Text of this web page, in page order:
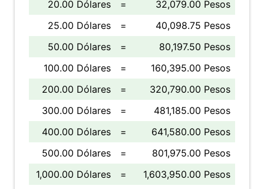
20.00 Dólares
=
32,079.00 Pesos
25.00 Dólares
=
40,098.75 Pesos
50.00 Dólares
=
80,197.50 Pesos
100.00 Dólares
=
160,395.00 Pesos
200.00 Dólares
=
320,790.00 Pesos
300.00 Dólares
=
481,185.00 Pesos
400.00 Dólares
=
641,580.00 Pesos
500.00 Dólares
=
801,975.00 Pesos
1,000.00 Dólares
=
1,603,950.00 Pesos